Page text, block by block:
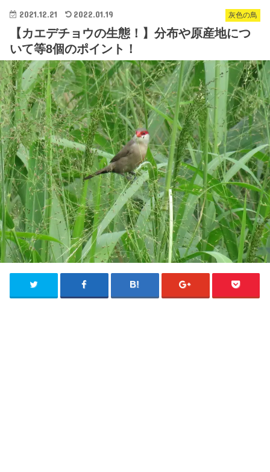
灰色の鳥
2021.12.21 2022.01.19
【カエデチョウの生態！】分布や原産地につ
いて等8個のポイント！